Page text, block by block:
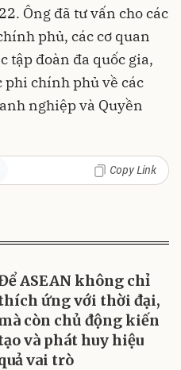
Ông đã tư vấn cho các
phủ, các cơ quan
tập đoàn đa quốc gia,
phi chính phủ về các
nghiệp và Quyền
Copy Link
ASEAN không chỉ
ứng với thời đại,
còn chủ động kiến
và phát huy hiệu
vai trò